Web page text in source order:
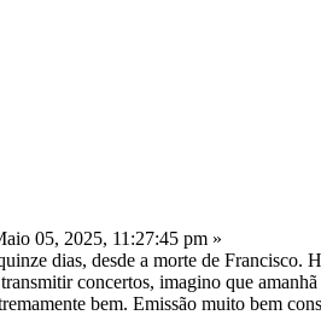
05, 2025, 11:27:45 pm »
dias, desde a morte de
concertos, imagino que
bem. Emissão muito bem